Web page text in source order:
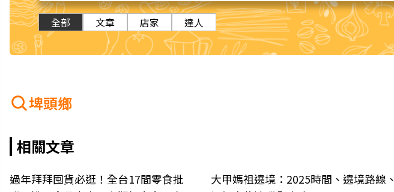
全部 文章 店家 達人
埤頭鄉
相關文章
過年拜拜囤貨必逛！全台17間零食批
大甲媽祖遶境：2025時間、遶境路線、